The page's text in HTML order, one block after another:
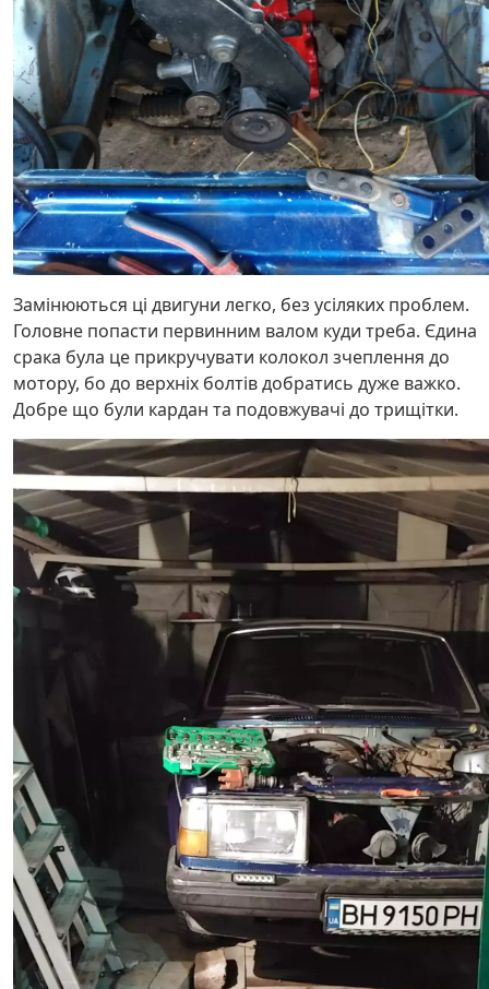
Замінюються ці двигуни легко, без усіляких проблем.
Головне попасти первинним валом куди треба. Єдина
срака була це прикручувати колокол зчеплення до
мотору, бо до верхніх болтів добратись дуже важко.
Добре що були кардан та подовжувачі до трищітки.